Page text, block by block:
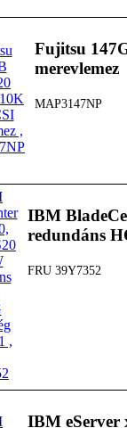
Fujitsu
merevlemez
MAP3147NP
IBM
redundáns
FRU 39Y7352
IBM eServer